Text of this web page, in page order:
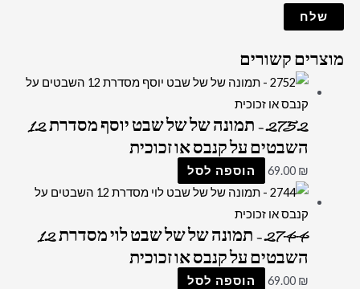
מוצרים קשורים
2752 – תמונה של של שבט יוסף מסדרת 12
השבטים על קנבס או זכוכית
69.00 ₪ הוספה לסל
2744 – תמונה של של שבט לוי מסדרת 12
השבטים על קנבס או זכוכית
69.00 ₪ הוספה לסל